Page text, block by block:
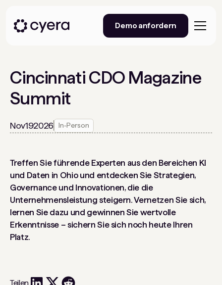
Demo anfordern
Cincinnati CDO Magazine
Summit
Nov192026 In-Person
Treffen Sie führende Experten aus den Bereichen KI
und Daten in Ohio und entdecken Sie Strategien,
Governance und Innovationen, die die
Unternehmensleistung steigern. Vernetzen Sie sich,
lernen Sie dazu und gewinnen Sie wertvolle
Erkenntnisse – sichern Sie sich noch heute Ihren
Platz.
Teilen